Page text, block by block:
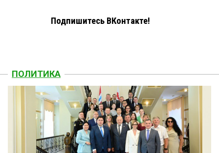
Подпишитесь ВКонтакте!
ПОЛИТИКА